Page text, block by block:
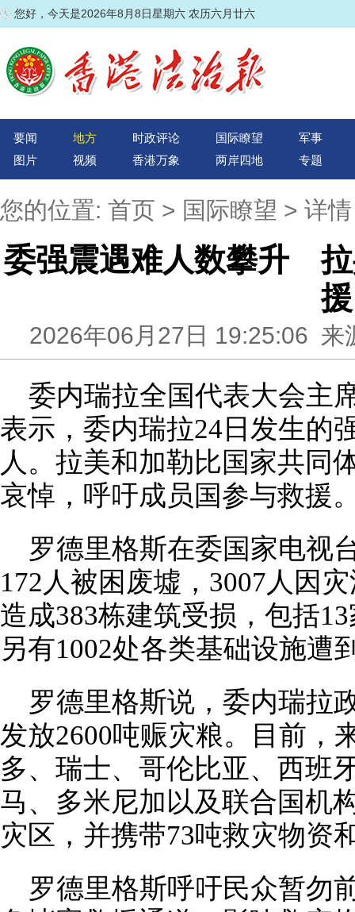
您好，今天是2026年8月8日星期六 农历六月廿六
要闻 地方 时政评论 国际瞭望
军事
图片
视频 香港万象 两岸四地 专题
您的位置: 首页 > 国际瞭望 > 详情
委强震遇难人数攀升
援
2026年06月27日 19:25:06
委内瑞拉全国代表大会主
表示，委内瑞拉24日发生的
人。拉美和加勒比国家共同
哀悼，呼吁成员国参与救援
罗德里格斯在委国家电视
172人被困废墟，3007人因
造成383栋建筑受损，包括
另有1002处各类基础设施遭
罗德里格斯说，委内瑞拉
发放2600吨赈灾粮。目前，
多、瑞士、哥伦比亚、西班
马、多米尼加以及联合国机
灾区，并携带73吨救灾物资
罗德里格斯呼吁民众暂勿